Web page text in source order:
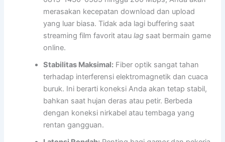
merasakan kecepatan download dan upload
yang luar biasa. Tidak ada lagi buffering saat
streaming film favorit ataulag saat bermain game
online.
Stabilitas Maksimal: Fiber optik sangat tahan
terhadap interferensi elektromagnetik dan cuaca
buruk. Ini berarti koneksi Anda akan tetap stabil,
bahkan saat hujan deras atau petir. Berbeda
dengan koneksi nirkabel atau tembaga yang
rentan gangguan.